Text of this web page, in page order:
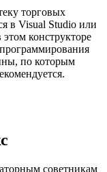
торговых
в Visual Studio или
конструкторе
по которым
советникам